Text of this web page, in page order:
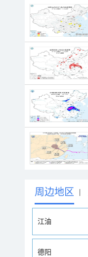
周边地区 |
江油
德阳